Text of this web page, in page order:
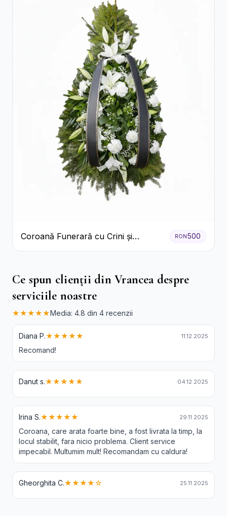
Coroană Funerară cu Crini și
Garoafe Albe
RON500
Ce spun clienții din Vrancea despre
serviciile noastre
★★★★★Media: 4.8 din 4 recenzii
Diana P.★★★★★ 11.12.2025
Recomand!
Danut s.★★★★★ 04.12.2025
Irina S.★★★★★ 29.11.2025
Coroana, care arata foarte bine, a fost livrata la timp, la
locul stabilit, fara nicio problema. Client service
impecabil. Multumim mult! Recomandam cu caldura!
Gheorghita C.★★★★☆ 25.11.2025